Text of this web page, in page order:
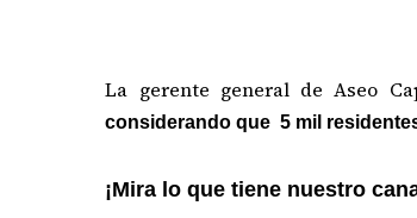
La gerente general de Aseo
considerando que 5 mil
¡Mira lo que tiene nuestro